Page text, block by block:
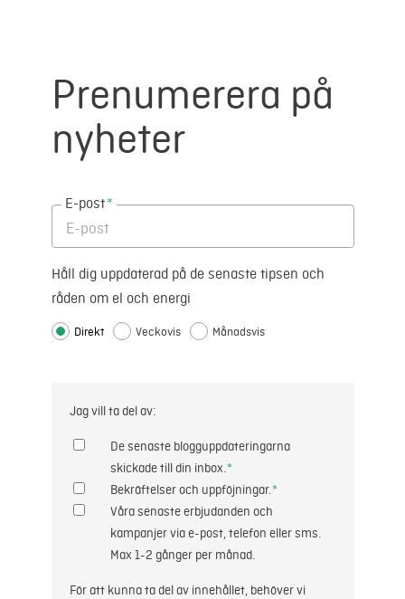
Prenumerera på
nyheter
E-post*
Håll dig uppdaterad på de senaste tipsen och
råden om el och energi
Direkt Veckovis Månadsvis
Jag vill ta del av:
De senaste blogguppdateringarna
skickade till din inbox.*
Bekräftelser och uppföjningar.*
Våra senaste erbjudanden och
kampanjer via e-post, telefon eller sms.
Max 1-2 gånger per månad.
För att kunna ta del av innehållet, behöver vi